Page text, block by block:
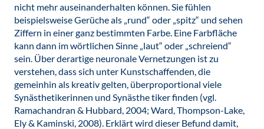
nicht mehr auseinanderhalten können. Sie fühlen
beispielsweise Gerüche als „rund“ oder „spitz“ und sehen
Ziffern in einer ganz bestimmten Farbe. Eine Farbfläche
kann dann im wörtlichen Sinne „laut“ oder „schreiend“
sein. Über derartige neuronale Vernetzungen ist zu
verstehen, dass sich unter Kunstschaffenden, die
gemeinhin als kreativ gelten, überproportional viele
Synästhetikerinnen und Synästhe tiker finden (vgl.
Ramachandran & Hubbard, 2004; Ward, Thompson-Lake,
Ely & Kaminski, 2008). Erklärt wird dieser Befund damit,